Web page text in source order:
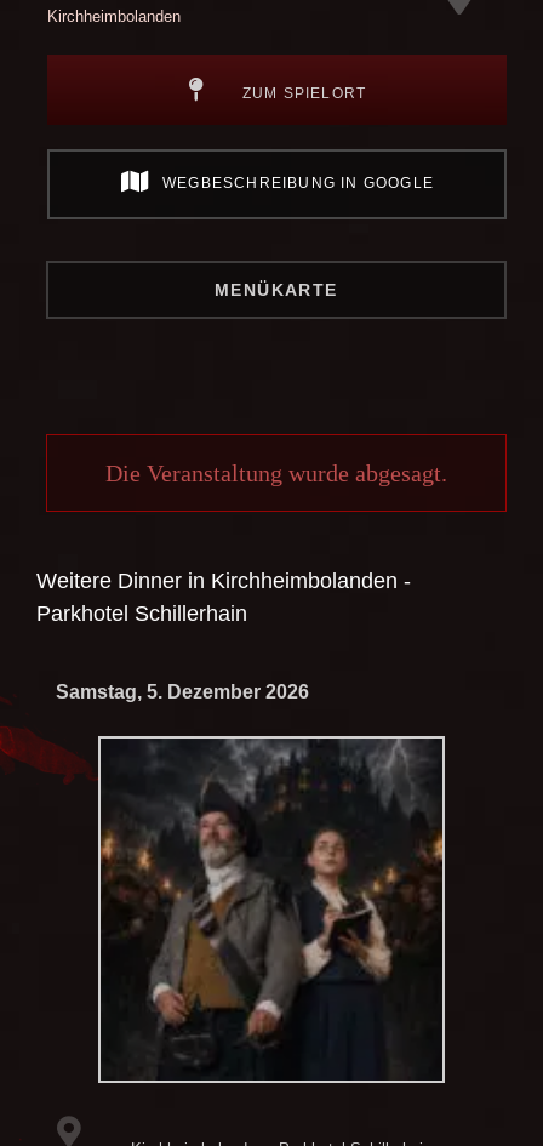
Kirchheimbolanden
ZUM SPIELORT
WEGBESCHREIBUNG IN GOOGLE
MENÜKARTE
Die Veranstaltung wurde abgesagt.
Weitere Dinner in Kirchheimbolanden -
Parkhotel Schillerhain
Samstag, 5. Dezember 2026